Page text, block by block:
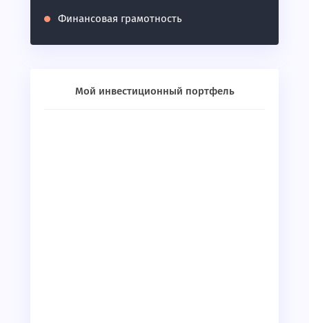
Финансовая грамотность
Мой инвестиционный портфель